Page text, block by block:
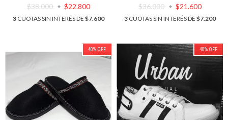
$38.000
$22.800
3CUOTAS SIN INTERÉS DE $7.600
$36.000
$21.600
3CUOTAS SIN INTERÉS DE $7.200
40% OFF 40% OFF